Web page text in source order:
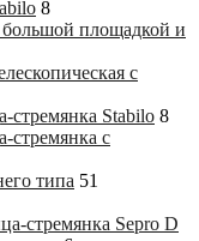
8
большой площадкой и
с
стремянка Stabilo 8
стремянка с
типа 51
стремянка Sepro D